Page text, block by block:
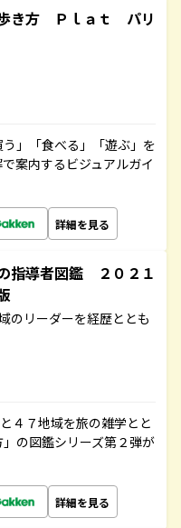
き方 Ｐｌａｔ パリ
」「食べる」「遊ぶ」を
案内するビジュアルガイ
詳細を見る
指導者図鑑 ２０２１
のリーダーを経歴ととも
４７地域を旅の雑学とと
の図鑑シリーズ第２弾が
詳細を見る